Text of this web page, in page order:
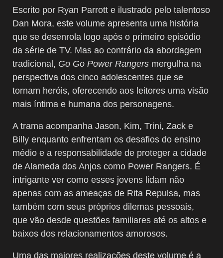
Escrito por Ryan Parrott e ilustrado pelo talentoso
Dan Mora, este volume apresenta uma história
que se desenrola logo após o primeiro episódio
da série de TV. Mas ao contrário da abordagem
tradicional, Go Go Power Rangers mergulha na
perspectiva dos cinco adolescentes que se
tornam heróis, oferecendo aos leitores uma visão
mais íntima e humana dos personagens.
A trama acompanha Jason, Kim, Trini, Zack e
Billy enquanto enfrentam os desafios do ensino
médio e a responsabilidade de proteger a cidade
de Alameda dos Anjos como Power Rangers. É
intrigante ver como esses jovens lidam não
apenas com as ameaças de Rita Repulsa, mas
também com seus próprios dilemas pessoais,
que vão desde questões familiares até os altos e
baixos dos relacionamentos amorosos.
Uma das maiores realizações deste volume é a